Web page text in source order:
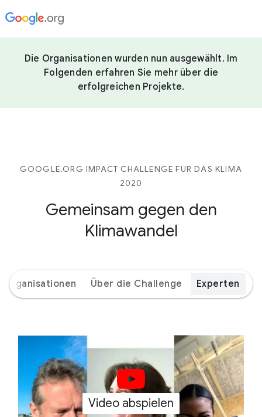
Die Organisationen wurden nun ausgewählt. Im
Folgenden erfahren Sie mehr über die
erfolgreichen Projekte.
GOOGLE.ORG IMPACT CHALLENGE FÜR DAS KLIMA
2020
Gemeinsam gegen den
Klimawandel
Organisationen Über die Challenge Experten
Video abspielen